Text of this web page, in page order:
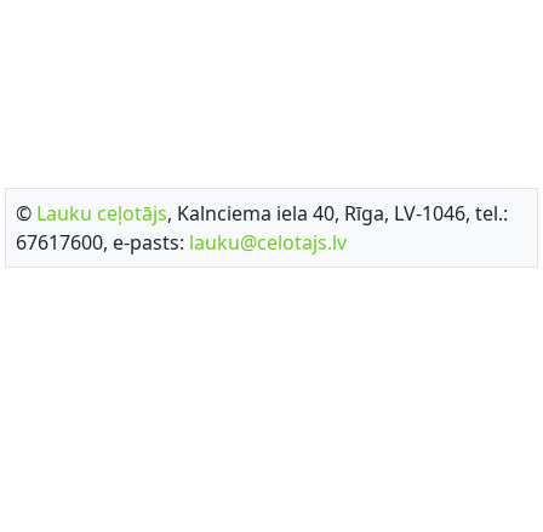
© Lauku ceļotājs, Kalnciema iela 40, Rīga, LV-1046, tel.:
67617600, e-pasts: lauku@celotajs.lv